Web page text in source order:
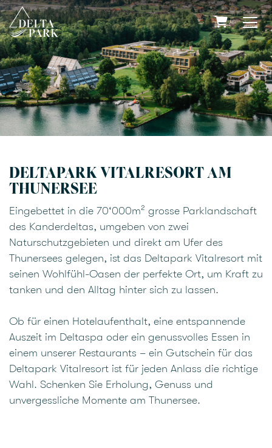
DELTAPARK VITALRESORT AM
THUNERSEE
Eingebettet in die 70‘000m² grosse Parklandschaft
des Kanderdeltas, umgeben von zwei
Naturschutzgebieten und direkt am Ufer des
Thunersees gelegen, ist das Deltapark Vitalresort mit
seinen Wohlfühl-Oasen der perfekte Ort, um Kraft zu
tanken und den Alltag hinter sich zu lassen.
Ob für einen Hotelaufenthalt, eine entspannende
Auszeit im Deltaspa oder ein genussvolles Essen in
einem unserer Restaurants – ein Gutschein für das
Deltapark Vitalresort ist für jeden Anlass die richtige
Wahl. Schenken Sie Erholung, Genuss und
unvergessliche Momente am Thunersee.